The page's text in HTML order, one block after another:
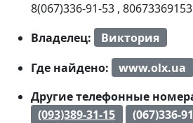
8(067)336-91-53 , 80673369153
Владелец:
Виктория
Где найдено:
www.olx.ua
Другие телефонные
(093)389-31-15
(067)336-